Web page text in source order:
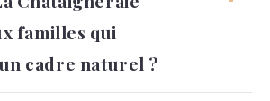
activités et sorties dans la
laisse facilement de la place
familles qui
cadre naturel ?